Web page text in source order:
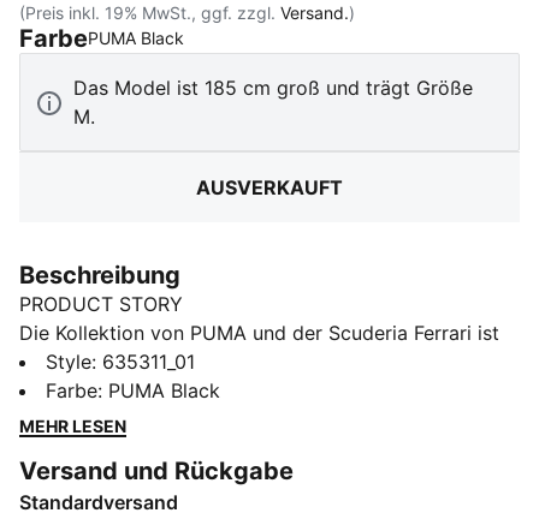
(Preis inkl. 19% MwSt., ggf. zzgl. Versand.)
FarbePUMA Black
Das Model ist 185 cm groß und trägt Größe
M.
AUSVERKAUFT
Beschreibung
PRODUCT STORY
Die Kollektion von PUMA und der Scuderia Ferrari ist
eine Hommage an den Motorsport und das legendäre
Rennsport-Erbe von Ferrari. Diese Kollektion aus
Schuhen, Kleidung und Accessoires vereint Style,
und Details der Scuderia Ferrari – so trägst du den
Ferrari-Spirit überall bei dir. Dieses T-Shirt zeigt das
Style: 635311_01
Farbe: PUMA Black
MEHR LESEN
Versand und Rückgabe
Standardversand